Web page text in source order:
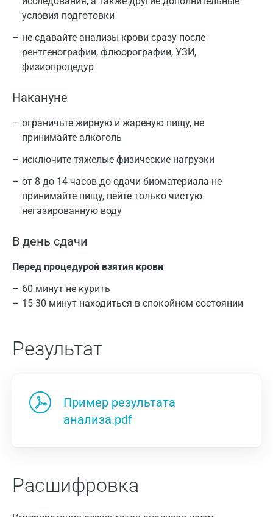
условия подготовки
не сдавайте анализы крови сразу после
рентгенографии, флюорографии, УЗИ,
физиопроцедур
Накануне
ограничьте жирную и жареную пищу, не
принимайте алкоголь
исключите тяжелые физические нагрузки
от 8 до 14 часов до сдачи биоматериала не
принимайте пищу, пейте только чистую
негазированную воду
В день сдачи
Перед процедурой взятия крови
60 минут не курить
15-30 минут находиться в спокойном состоянии
Результат
Пример результата
анализа.pdf
Расшифровка